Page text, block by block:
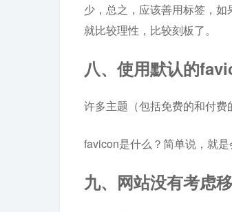
少，总之，应该善用标签，
就比较理性，比较刻板了。
八、使用默认的
许多主题（包括免费的和付
favicon是什么？简单说，就
九、网站没有考虑